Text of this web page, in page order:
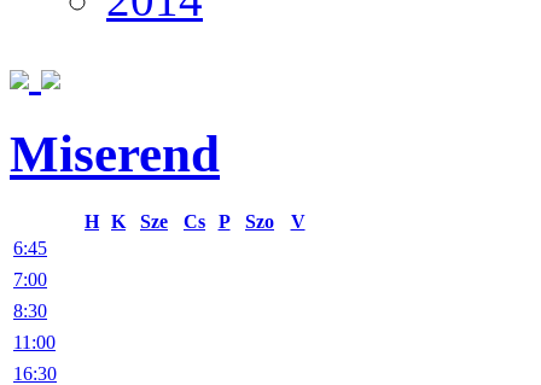
Miserend
H K Sze Cs P Szo
V
6:45
7:00
8:30
11:00
16:30